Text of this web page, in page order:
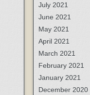
July 2021
June 2021
May 2021
April 2021
March 2021
February 2021
January 2021
December 2020